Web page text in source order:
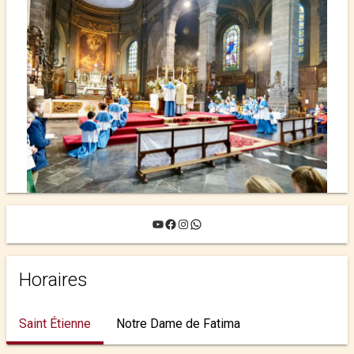
YouTube
Facebook
Instagram
WhatsApp
Horaires
Saint Étienne Notre Dame de Fatima